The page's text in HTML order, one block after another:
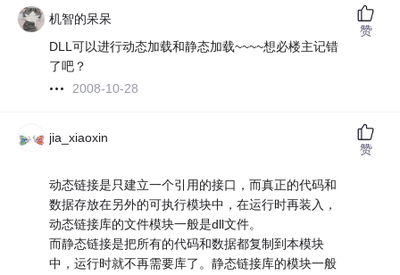
机智的呆呆
DLL可以进行动态加载和静态加载~~~~想必楼主记错
了吧？
2008-10-28
赞
jia_xiaoxin
动态链接是只建立一个引用的接口，而真正的代码和
数据存放在另外的可执行模块中，在运行时再装入，
动态链接库的文件模块一般是dll文件。
而静态链接是把所有的代码和数据都复制到本模块
中，运行时就不再需要库了。静态链接库的模块一般
赞